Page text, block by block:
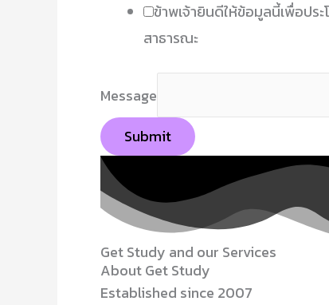
ข้าพเจ้ายินดีให้ข้อมูลนี้เพื่อปร
สาธารณะ
Message
Submit
Get Study and our Services
About Get Study
Established since 2007